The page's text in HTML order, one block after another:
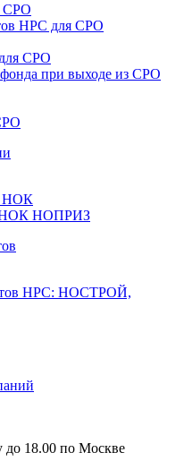
СРО
НРС для СРО
СРО
при выходе из СРО
НОК
НОК НОПРИЗ
НРС: НОСТРОЙ,
до 18.00 по Москве